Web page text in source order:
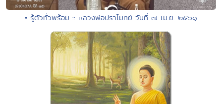
• รู้ตัวทั่วพร้อม :: หลวงพ่อปราโมทย์ วันที่ ๗ เม.ย. ๒๕๖๑